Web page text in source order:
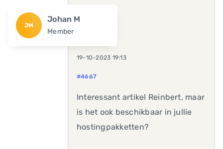
JM
Johan M
Member
19-10-2023 19:13
#4667
Interessant artikel Reinbert, maar
is het ook beschikbaar in jullie
hostingpakketten?